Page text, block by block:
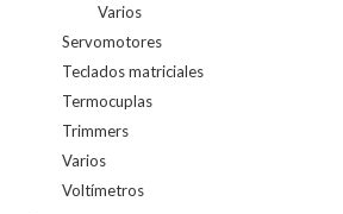
Varios
Servomotores
Teclados matriciales
Termocuplas
Trimmers
Varios
Voltímetros